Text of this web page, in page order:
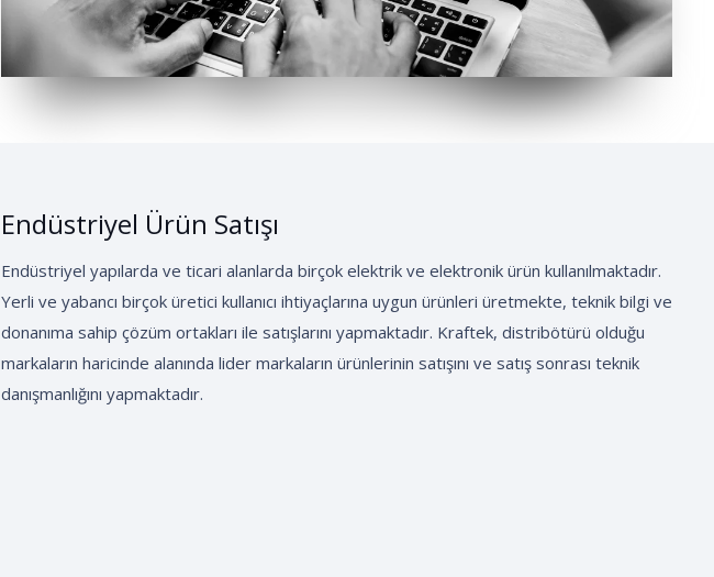
Endüstriyel Ürün Satışı
Endüstriyel yapılarda ve ticari alanlarda birçok elektrik ve elektronik ürün kullanılmaktadır.
Yerli ve yabancı birçok üretici kullanıcı ihtiyaçlarına uygun ürünleri üretmekte, teknik bilgi ve
donanıma sahip çözüm ortakları ile satışlarını yapmaktadır. Kraftek, distribötürü olduğu
markaların haricinde alanında lider markaların ürünlerinin satışını ve satış sonrası teknik
danışmanlığını yapmaktadır.